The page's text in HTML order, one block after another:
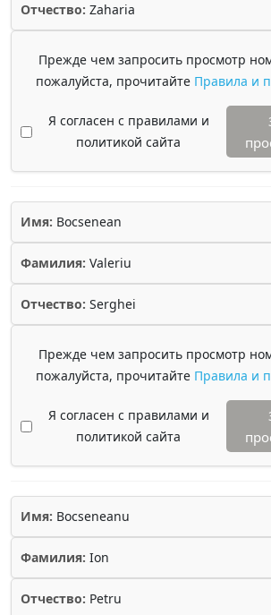
Отчество: Zaharia
Прежде чем запросить просмотр
пожалуйста, прочитайте Правила и
Я согласен с правилами и
политикой сайта
Имя: Bocsenean
Фамилия: Valeriu
Отчество: Serghei
Прежде чем запросить просмотр
пожалуйста, прочитайте Правила и
Я согласен с правилами и
политикой сайта
Имя: Bocseneanu
Фамилия: Ion
Отчество: Petru